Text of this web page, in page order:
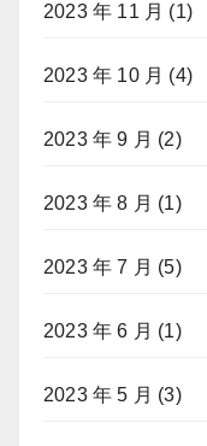
2023 年 11 月 (1)
2023 年 10 月 (4)
2023 年 9 月 (2)
2023 年 8 月 (1)
2023 年 7 月 (5)
2023 年 6 月 (1)
2023 年 5 月 (3)